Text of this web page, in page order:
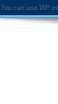
You can use WP